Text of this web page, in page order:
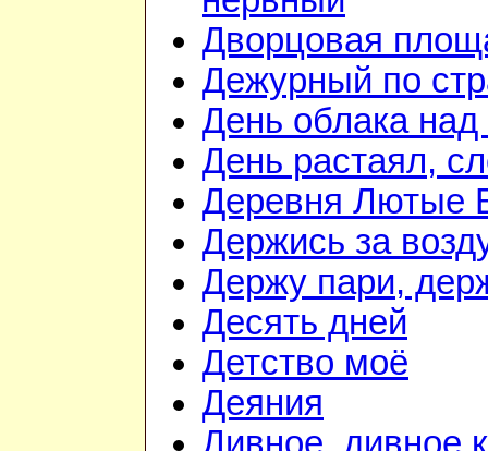
Дворцовая
Дежурный по
День облака
День растаял,
Деревня Лютые
Держись за
Держу пари,
Десять дней
Детство моё
Деяния